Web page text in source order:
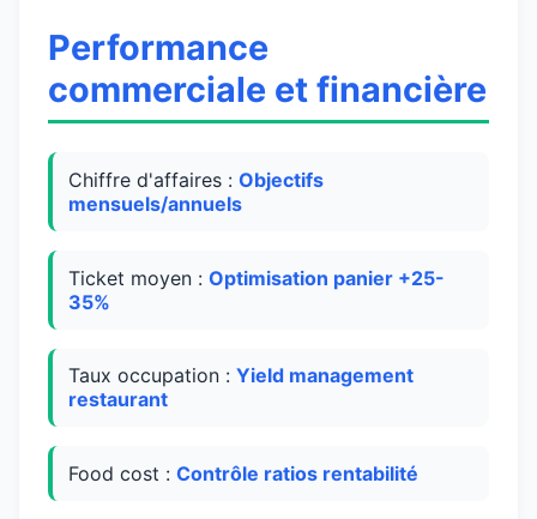
Performance
commerciale et financière
Chiffre d'affaires : Objectifs
mensuels/annuels
Ticket moyen : Optimisation panier +25-
35%
Taux occupation : Yield management
restaurant
Food cost : Contrôle ratios rentabilité